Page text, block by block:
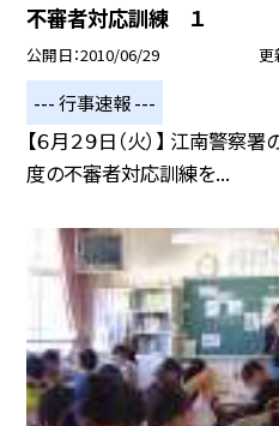
不審者対応訓練 １
公開日 2010/06/29 更
--- 行事速報 ---
【６月２９日（火）】 江南警察
度の不審者対応訓練を...